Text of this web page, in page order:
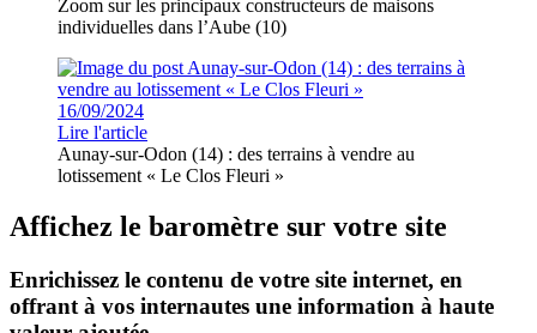
Zoom sur les principaux constructeurs de maisons
individuelles dans l’Aube (10)
16/09/2024
Lire l'article
Aunay-sur-Odon (14) : des terrains à vendre au
lotissement « Le Clos Fleuri »
Affichez le baromètre sur votre site
Enrichissez le contenu de votre site internet, en
offrant à vos internautes une information à haute